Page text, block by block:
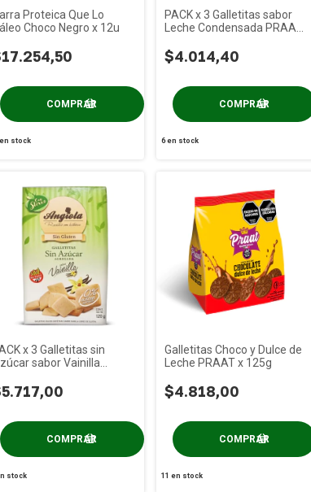
Proteica Que Lo
Choco Negro x 12u
stock
PACK x 3 Galletitas sabor
Leche Condensada PRAAT
$4.014,40
6en stock
x 3 Galletitas sin
sabor Vainilla
stock
Galletitas Choco y Dulce de
Leche PRAAT x 125g
$4.818,00
11 en stock